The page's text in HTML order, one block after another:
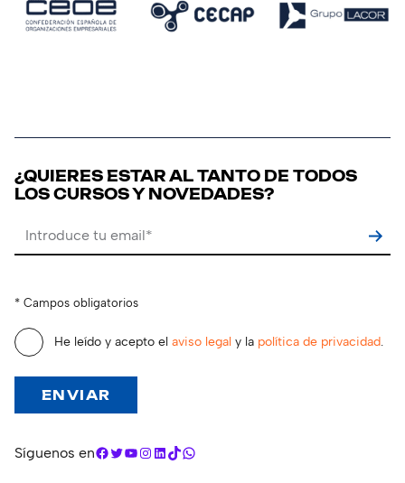
¿QUIERES ESTAR AL TANTO DE TODOS
LOS CURSOS Y NOVEDADES?
* Campos obligatorios
He leído y acepto el aviso legal y la política de privacidad
Síguenos enFacebook
Twitter
YouTube
Instagram
LinkedIn
TikTokWhatsApp